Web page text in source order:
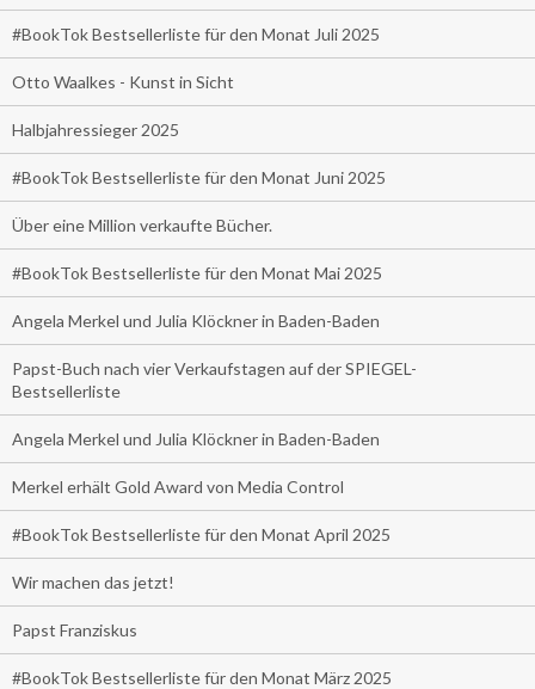
#BookTok Bestsellerliste für den Monat Juli 2025
Otto Waalkes - Kunst in Sicht
Halbjahressieger 2025
#BookTok Bestsellerliste für den Monat Juni 2025
Über eine Million verkaufte Bücher.
#BookTok Bestsellerliste für den Monat Mai 2025
Angela Merkel und Julia Klöckner in Baden-Baden
Papst-Buch nach vier Verkaufstagen auf der SPIEGEL-
Bestsellerliste
Angela Merkel und Julia Klöckner in Baden-Baden
Merkel erhält Gold Award von Media Control
#BookTok Bestsellerliste für den Monat April 2025
Wir machen das jetzt!
Papst Franziskus
#BookTok Bestsellerliste für den Monat März 2025